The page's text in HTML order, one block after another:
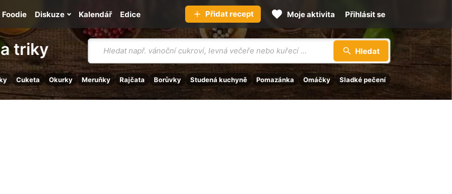
triky
Vyhledávání
Hledat
Cuketa Okurky Meruňky Rajčata Borůvky Studená kuchyně Pomazánka Omáčky Sladké pečení
Kalendář
Foodie Diskuze Edice Přidat recept Moje aktivita Přihlásit se